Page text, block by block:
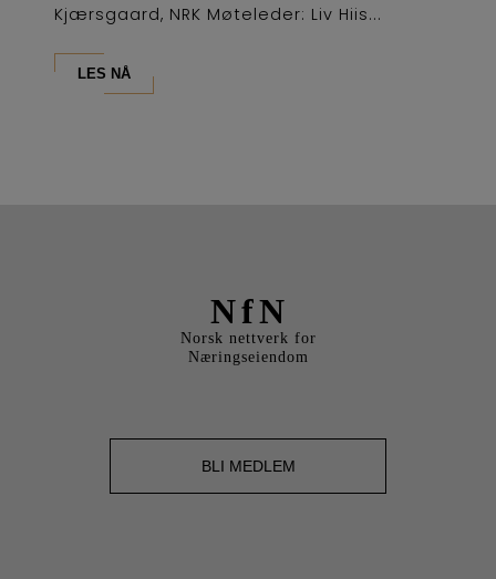
Kjærsgaard, NRK Møteleder: Liv Hiis...
LES NÅ
NfN
Norsk nettverk for
Næringseiendom
BLI MEDLEM